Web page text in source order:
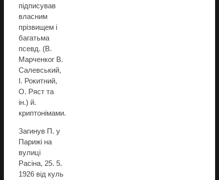
підписував
власним
прізвищем і
багатьма
псевд. (В.
Марченког В.
Салевський,
І. Рокитний,
О. Ряст та
ін.) й.
криптонімами.
Загинув П. у
Парижі на
вулиці
Расіна, 25. 5.
1926 від куль